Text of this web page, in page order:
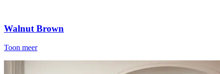
Walnut Brown
Toon meer